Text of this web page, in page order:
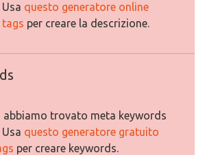
questo generatore online
per creare la descrizione.
abbiamo trovato meta keywords
questo generatore gratuito
per creare keywords.